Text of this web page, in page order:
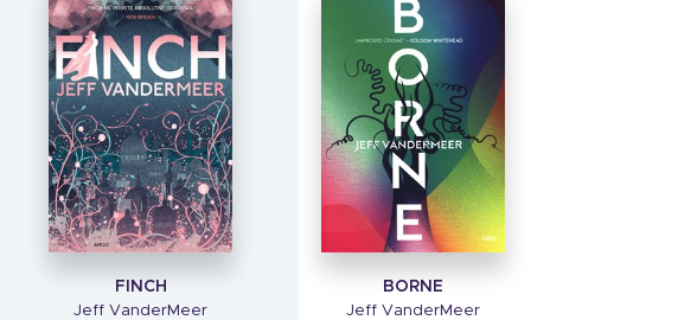
FINCH
Jeff VanderMeer
BORNE
Jeff VanderMeer